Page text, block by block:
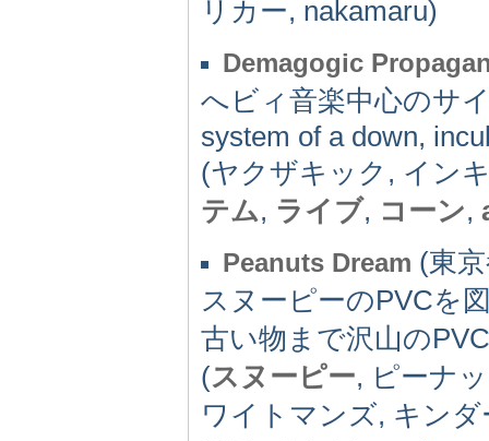
リカー, nakamaru)
Demagogic
へビィ音楽中心のサ
system of a down,
(ヤクザキック, イン
テム, ライブ, コーン,
Peanuts Dream (東
スヌーピーのPVCを
古い物まで沢山の
(スヌーピー, ピーナ
ワイトマンズ, キン